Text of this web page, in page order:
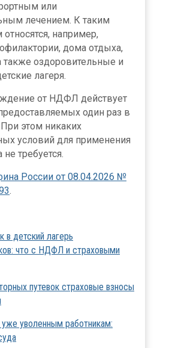
или
лечением. К таким
например,
дома отдыха,
также оздоровительные и
лагеря.
от НДФЛ действует
один раз в
При этом никаких
условий для применения
не требуется.
России от 08.04.2026 №
.
в детский лагерь
что с НДФЛ и страховыми
путевок страховые взносы
уже уволенным работникам: